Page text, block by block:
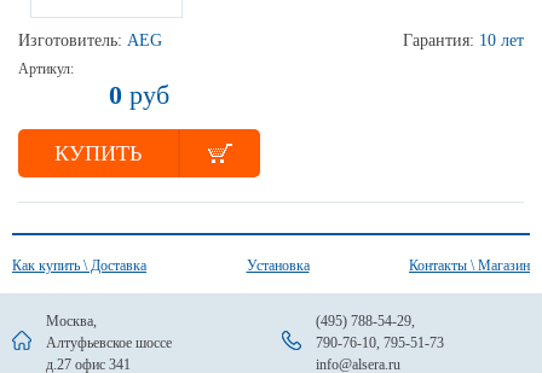
Изготовитель: AEG Гарантия: 10 лет
Артикул:
0 руб
КУПИТЬ
Как купить \ Доставка Установка Контакты \ Магазин
Москва,
Алтуфьевское шоссе
д.27 офис 341
(495) 788-54-29,
790-76-10, 795-51-73
info@alsera.ru